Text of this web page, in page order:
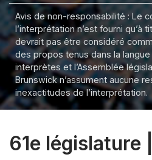
Avis de non-responsabilité : Le
l’interprétation n’est fourni qu’à
devrait pas être considéré
des propos tenus dans la
interprètes et l’Assemblée
Brunswick n’assument aucune
inexactitudes de l’interprétation.
61e législature